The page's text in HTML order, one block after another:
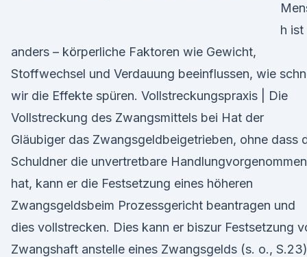
h ist
anders – körperliche Faktoren wie Gewicht,
Stoffwechsel und Verdauung beeinflussen, wie
wir die Effekte spüren. Vollstreckungspraxis | Die
Vollstreckung des Zwangsmittels bei Hat der
Gläubiger das Zwangsgeldbeigetrieben, ohne dass
Schuldner die unvertretbare Handlungvorgenommen
hat, kann er die Festsetzung eines höheren
Zwangsgeldsbeim Prozessgericht beantragen und
dies vollstrecken. Dies kann er biszur Festsetzung
Zwangshaft anstelle eines Zwangsgelds (s. o., S.23)